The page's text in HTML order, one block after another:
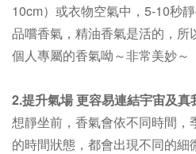
10cm）或衣物空氣中，5-10秒
品嚐香氣，精油香氣是活的，所
個人專屬的香氣呦～非常美妙～
2.提升氣場 更容易連結宇宙及真
想靜坐前，香氣會依不同時間，
的時間狀態，都會出現不同的